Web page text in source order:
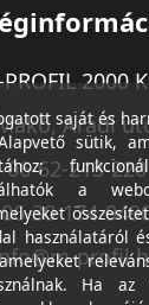
2000
Aradi
06-62-213-220
06-30-174-
saját és
sütik,
a
használatáról
Ha az